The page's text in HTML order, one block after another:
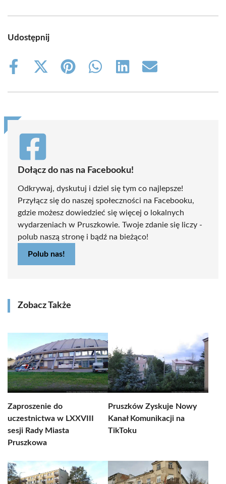
Udostępnij
Share
Share
(Twitter)
Share
Share
Share
Share
Dołącz do nas na Facebooku!
Odkrywaj, dyskutuj i dziel się tym co najlepsze!
Przyłącz się do naszej społeczności na Facebooku,
gdzie możesz dowiedzieć się więcej o lokalnych
wydarzeniach w Pruszkowie. Twoje zdanie się liczy -
polub naszą stronę i bądź na bieżąco!
Polub nas!
Zobacz Także
Zaproszenie do
uczestnictwa w LXXVIII
sesji Rady Miasta
Pruszkowa
Pruszków Zyskuje Nowy
Kanał Komunikacji na
TikToku